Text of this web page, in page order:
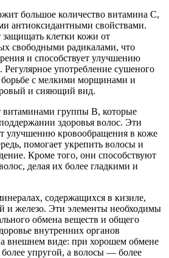
большое количество витамина C,
антиоксидантными свойствами.
клетки кожи от
свободными радикалами, что
и способствует улучшению
употребление сушеного
с мелкими морщинами и
и сияющий вид.
витаминами группы B, которые
здоровья волос. Эти
улучшению кровообращения в коже
помогает укрепить волосы и
Кроме того, они способствуют
делая их более гладкими и
содержащихся в кизиле,
и железо. Эти элементы необходимы
обмена веществ и общего
внутренних органов
внешнем виде: при хорошем обмене
упругой, а волосы — более